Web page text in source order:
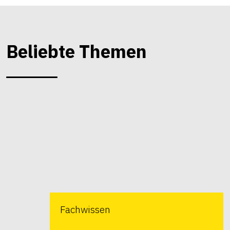
Beliebte Themen
Fachwissen